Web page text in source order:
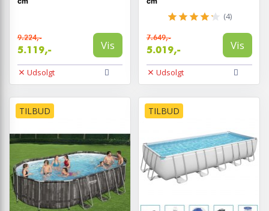
9.224,-
5.119,- Vis
Udsolgt
(4)
7.649,-
5.019,- Vis
Udsolgt
TILBUD TILBUD